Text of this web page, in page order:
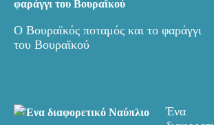
Ο Βουραϊκός ποταμός και το φαράγγι
του Βουραϊκού
Ένα